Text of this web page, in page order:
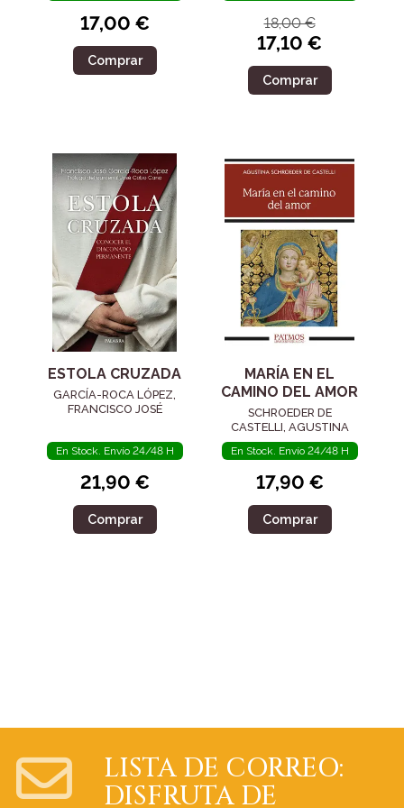
17,00 €
Comprar
18,00 €
17,10 €
Comprar
ESTOLA CRUZADA
GARCÍA-ROCA LÓPEZ,
FRANCISCO JOSÉ
En Stock. Envío 24/48 H
21,90 €
Comprar
MARÍA EN EL
CAMINO DEL AMOR
SCHROEDER DE
CASTELLI, AGUSTINA
En Stock. Envío 24/48 H
17,90 €
Comprar
LISTA DE CORREO:
DISFRUTA DE